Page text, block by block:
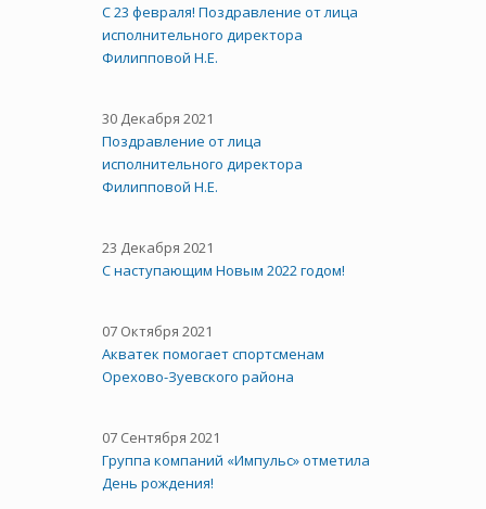
С 23 февраля! Поздравление от лица
исполнительного директора
Филипповой Н.Е.
30 Декабря 2021
Поздравление от лица
исполнительного директора
Филипповой Н.Е.
23 Декабря 2021
С наступающим Новым 2022 годом!
07 Октября 2021
Акватек помогает спортсменам
Орехово-Зуевского района
07 Сентября 2021
Группа компаний «Импульс» отметила
День рождения!